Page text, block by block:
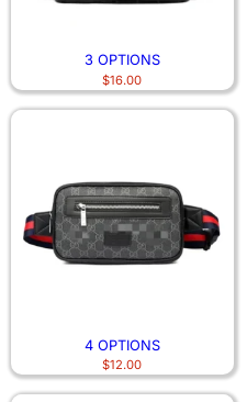
3 OPTIONS
$16.00
4 OPTIONS
$12.00